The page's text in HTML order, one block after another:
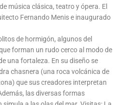
música clásica, teatro y ópera. El
Fernando Menis e inaugurado
de hormigón, algunos del
forman un rudo cerco al modo de
una fortaleza. En su diseño se
chasnera (una roca volcánica de
que sus creadores interpretan
las diversas formas